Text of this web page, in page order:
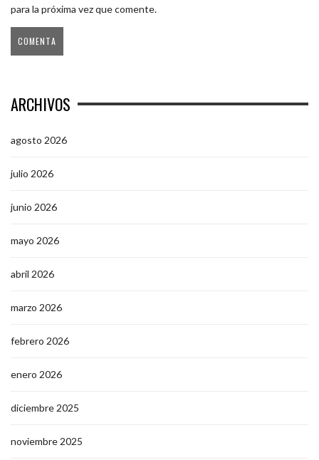
para la próxima vez que comente.
ARCHIVOS
agosto 2026
julio 2026
junio 2026
mayo 2026
abril 2026
marzo 2026
febrero 2026
enero 2026
diciembre 2025
noviembre 2025